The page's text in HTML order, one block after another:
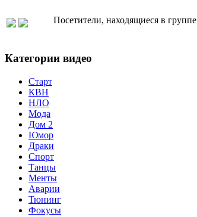
Посетители, находящиеся в группе
Категории видео
Старт
КВН
НЛО
Мода
Дом 2
Юмор
Драки
Спорт
Танцы
Менты
Аварии
Тюнинг
Фокусы